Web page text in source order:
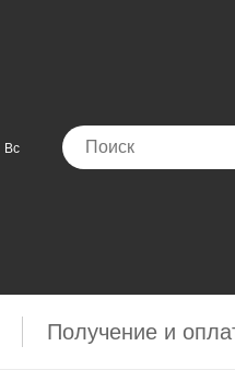
Вс
Получение и